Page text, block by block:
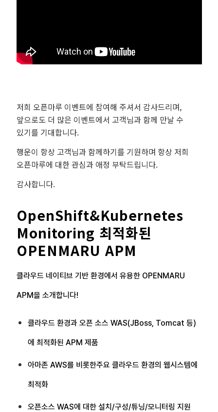
저희 오픈마루 이벤트에 참여해 주셔서 감사드리며,
앞으로도 더 많은 이벤트에서 고객님과 함께 만날 수
있기를 기대합니다.
행운이 항상 고객님과 함께하기를 기원하며 항상 저희
오픈마루에 대한 관심과 애정 부탁드립니다.
감사합니다.
OpenShift&Kubernetes
Monitoring 최적화된
OPENMARU APM
클라우드 네이티브 기반 환경에서 유용한 OPENMARU
APM을 소개합니다!
클라우드 환경과 오픈 소스 WAS(JBoss, Tomcat 등)
에 최적화된 APM 제품
아마존 AWS를 비롯한주요 클라우드 환경의 웹시스템에
최적화
오픈소스 WAS에 대한 설치/구성/튜닝/모니터링 지원